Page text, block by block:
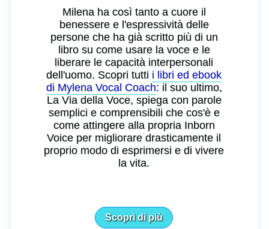
Milena ha così tanto a cuore il
benessere e l'espressività delle
persone che ha già scritto più di un
libro su come usare la voce e le
liberare le capacità interpersonali
dell'uomo. Scopri tutti i libri ed ebook
di Mylena Vocal Coach: il suo ultimo,
La Via della Voce, spiega con parole
semplici e comprensibili che cos'è e
come attingere alla propria Inborn
Voice per migliorare drasticamente il
proprio modo di esprimersi e di vivere
la vita.
Scopri di più